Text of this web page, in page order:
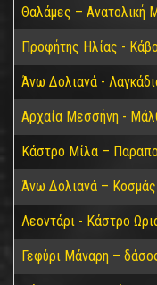
Θαλάμες – Ανατολική
Προφήτης Ηλίας -
Άνω Δολιανά -
Αρχαία Μεσσήνη -
Κάστρο Μίλα –
Άνω Δολιανά –
Λεοντάρι - Κάστρο
Γεφύρι Μάναρη –